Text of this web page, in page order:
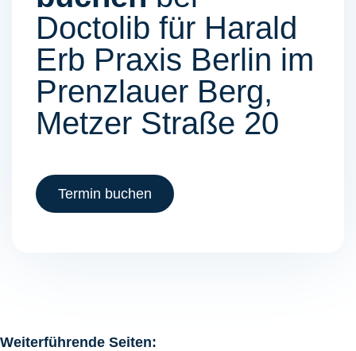
Doctolib für Harald
Erb Praxis Berlin im
Prenzlauer Berg,
Metzer Straße 20
Termin buchen
Weiterführende Seiten: